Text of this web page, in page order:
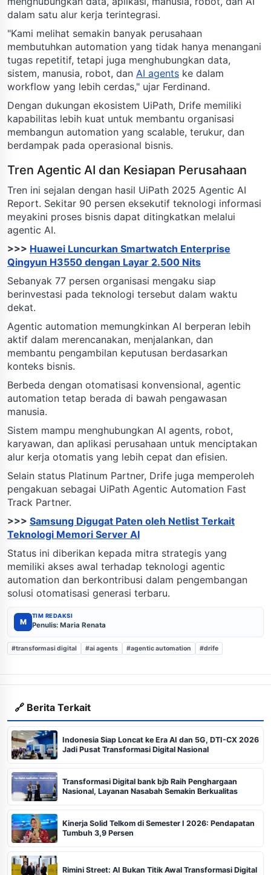
dalam satu alur kerja terintegrasi.
"Kami melihat semakin banyak perusahaan
membutuhkan automation yang tidak hanya menangani
tugas repetitif, tetapi juga menghubungkan data,
sistem, manusia, robot, dan AI agents ke dalam
workflow yang lebih cerdas," ujar Ferdinand.
Dengan dukungan ekosistem UiPath, Drife memiliki
kapabilitas lebih kuat untuk membantu organisasi
membangun automation yang scalable, terukur, dan
berdampak pada operasional bisnis.
Tren Agentic AI dan Kesiapan Perusahaan
Tren ini sejalan dengan hasil UiPath 2025 Agentic AI
Report. Sekitar 90 persen eksekutif teknologi informasi
meyakini proses bisnis dapat ditingkatkan melalui
agentic AI.
>>> Huawei Luncurkan Smartwatch Enterprise
Qingyun H3550 dengan Layar 2.500 Nits
Sebanyak 77 persen organisasi mengaku siap
berinvestasi pada teknologi tersebut dalam waktu
dekat.
Agentic automation memungkinkan AI berperan lebih
aktif dalam merencanakan, menjalankan, dan
membantu pengambilan keputusan berdasarkan
konteks bisnis.
Berbeda dengan otomatisasi konvensional, agentic
automation tetap berada di bawah pengawasan
manusia.
Sistem mampu menghubungkan AI agents, robot,
karyawan, dan aplikasi perusahaan untuk menciptakan
alur kerja otomatis yang lebih cepat dan efisien.
Selain status Platinum Partner, Drife juga memperoleh
pengakuan sebagai UiPath Agentic Automation Fast
Track Partner.
>>> Samsung Digugat Paten oleh Netlist Terkait
Teknologi Memori Server AI
Status ini diberikan kepada mitra strategis yang
memiliki akses awal terhadap teknologi agentic
automation dan berkontribusi dalam pengembangan
solusi otomatisasi generasi terbaru.
M
TIM REDAKSI
Penulis: Maria Renata
#transformasi digital #ai agents #agentic automation #drife
🔗 Berita Terkait
Indonesia Siap Loncat ke Era AI dan 5G, DTI-CX 2026
Jadi Pusat Transformasi Digital Nasional
Transformasi Digital bank bjb Raih Penghargaan
Nasional, Layanan Nasabah Semakin Berkualitas
Kinerja Solid Telkom di Semester I 2026: Pendapatan
Tumbuh 3,9 Persen
Rimini Street: AI Bukan Titik Awal Transformasi Digital